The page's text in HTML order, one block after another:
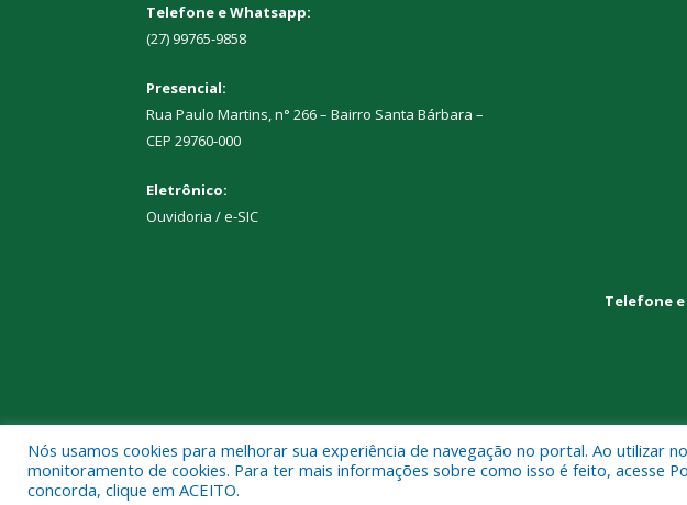
Telefone e Whatsapp:
(27) 99765-9858
Presencial:
Rua Paulo Martins, n° 266 – Bairro Santa Bárbara –
CEP 29760-000
Eletrônico:
Ouvidoria /e-SIC
Telefone
Todos os direitos reservados a Prefeitura Municipal de Alto Rio Novo.
Nós usamos cookies para melhorar sua experiência de navegação no portal. Ao utilizar
monitoramento de cookies. Para ter mais informações sobre como isso é feito, acesse
concorda, clique em ACEITO.